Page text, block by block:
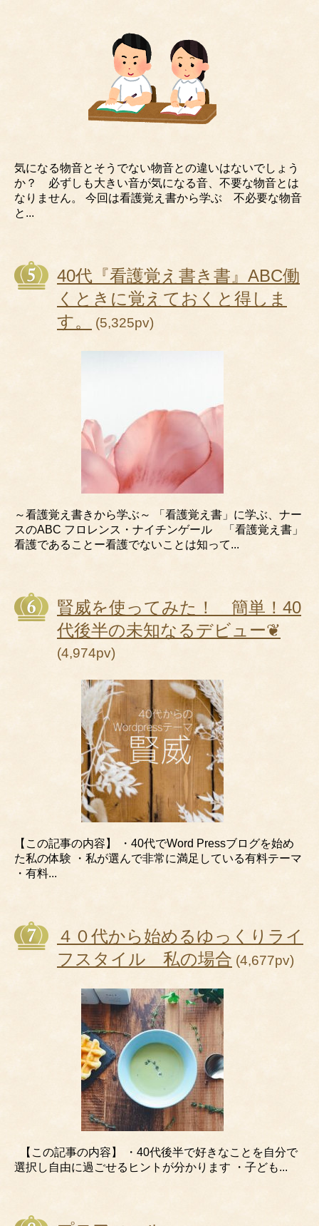
気になる物音とそうでない物音との違いはないでしょう
か？ 必ずしも大きい音が気になる音、不要な物音とは
なりません。 今回は看護覚え書から学ぶ 不必要な物音
と...
40代『看護覚え書き書』ABC働
くときに覚えておくと得しま
す。
(5,325pv)
～看護覚え書きから学ぶ～ 「看護覚え書」に学ぶ、ナー
スのABC フロレンス・ナイチンゲール 「看護覚え書」
看護であることー看護でないことは知って...
賢威を使ってみた！ 簡単！40
代後半の未知なるデビュー❦
(4,974pv)
【この記事の内容】 ・40代でWord Pressブログを始め
た私の体験 ・私が選んで非常に満足している有料テーマ
・有料...
４０代から始めるゆっくりライ
フスタイル 私の場合 (4,677pv)
【この記事の内容】 ・40代後半で好きなことを自分で
選択し自由に過ごせるヒントが分かります ・子ども...